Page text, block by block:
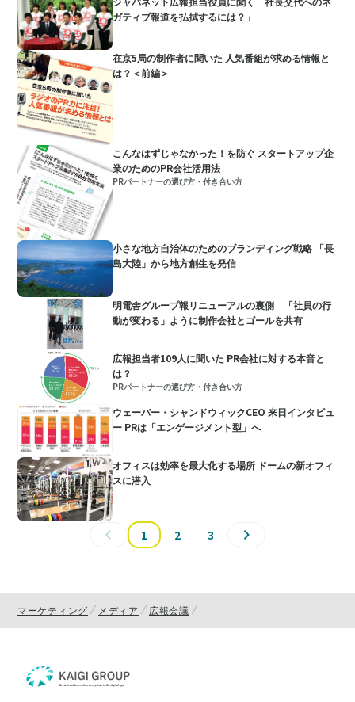
ガティブ報道を払拭するには？」
在京5局の制作者に聞いた 人気番組が求める情報と
は？＜前編＞
こんなはずじゃなかった！を防ぐ スタートアップ企
業のためのPR会社活用法
PRパートナーの選び方・付き合い方
小さな地方自治体のためのブランディング戦略 「長
島大陸」から地方創生を発信
明電舎グループ報リニューアルの裏側 「社員の行
動が変わる」ように制作会社とゴールを共有
広報担当者109人に聞いた PR会社に対する本音と
は？
PRパートナーの選び方・付き合い方
ウェーバー・シャンドウィックCEO 来日インタビュ
ー PRは「エンゲージメント型」へ
オフィスは効率を最大化する場所 ドームの新オフィ
スに潜入
1 2 3
マーケティング メディア 広報会議